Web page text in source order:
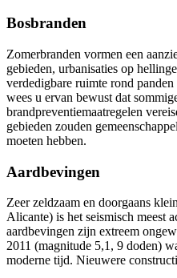
Bosbranden
Zomerbranden vormen een
gebieden, urbanisaties op
verdedigbare ruimte rond
wees u ervan bewust dat
brandpreventiemaatregelen
gebieden zouden
moeten hebben.
Aardbevingen
Zeer zeldzaam en doorgaans
Alicante) is het seismisch meest
aardbevingen zijn extreem
2011 (magnitude 5,1, 9 doden)
moderne tijd. Nieuwere